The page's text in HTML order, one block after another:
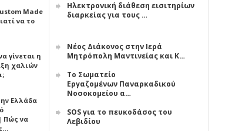
Made
να το
γίνεται η
χαλιών
Ελλάδα
Πώς να
Ηλεκτρονική διάθεση εισιτηρίων
διαρκείας για τους …
Νέος Διάκονος στην Ιερά
Μητρόπολη Μαντινείας και Κ…
Το Σωματείο
Εργαζομένων Παναρκαδικού
Νοσοκομείου α…
SOS για το πευκοδάσος του
Λεβιδίου